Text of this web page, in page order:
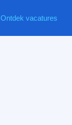
Ontdek vacatures